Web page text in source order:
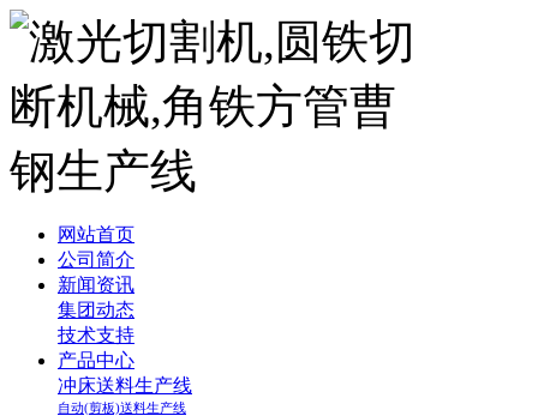
网站首页
公司简介
新闻资讯
集团动态
技术支持
产品中心
冲床送料生产线
自动(剪板)送料生产线